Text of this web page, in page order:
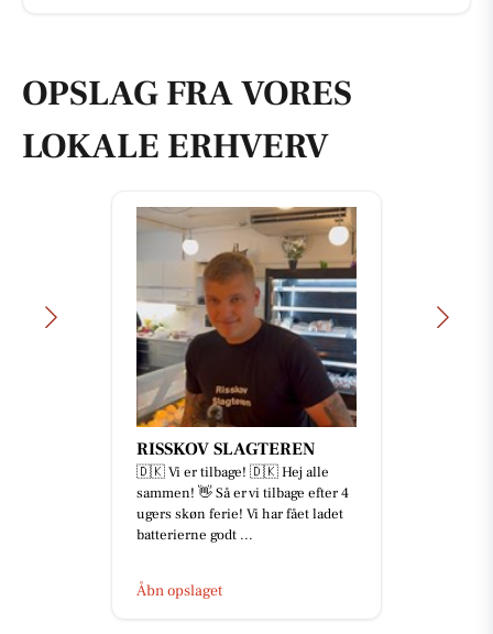
OPSLAG FRA VORES
LOKALE ERHVERV
RISSKOV SLAGTEREN
🇩🇰 Vi er tilbage! 🇩🇰 Hej alle
sammen! 👋 Så er vi tilbage efter 4
ugers skøn ferie! Vi har fået ladet
batterierne godt ...
Åbn opslaget